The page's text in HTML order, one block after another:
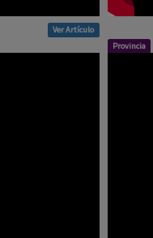
Ver Artículo
Provincia